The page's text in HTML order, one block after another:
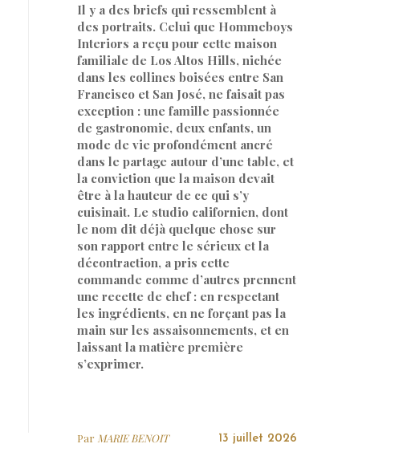
Il y a des briefs qui ressemblent à
des portraits. Celui que Hommeboys
Interiors a reçu pour cette maison
familiale de Los Altos Hills, nichée
dans les collines boisées entre San
Francisco et San José, ne faisait pas
exception : une famille passionnée
de gastronomie, deux enfants, un
mode de vie profondément ancré
dans le partage autour d’une table, et
la conviction que la maison devait
être à la hauteur de ce qui s’y
cuisinait. Le studio californien, dont
le nom dit déjà quelque chose sur
son rapport entre le sérieux et la
décontraction, a pris cette
commande comme d’autres prennent
une recette de chef : en respectant
les ingrédients, en ne forçant pas la
main sur les assaisonnements, et en
laissant la matière première
s’exprimer.
Par MARIE BENOIT 13 juillet 2026